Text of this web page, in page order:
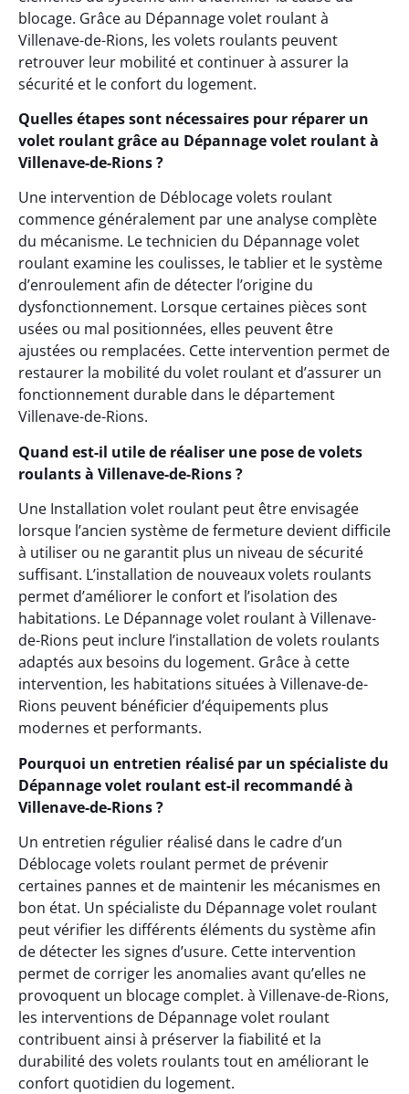
blocage. Grâce au Dépannage volet roulant à
Villenave-de-Rions, les volets roulants peuvent
retrouver leur mobilité et continuer à assurer la
sécurité et le confort du logement.
Quelles étapes sont nécessaires pour réparer un
volet roulant grâce au Dépannage volet roulant à
Villenave-de-Rions ?
Une intervention de Déblocage volets roulant
commence généralement par une analyse complète
du mécanisme. Le technicien du Dépannage volet
roulant examine les coulisses, le tablier et le système
d’enroulement afin de détecter l’origine du
dysfonctionnement. Lorsque certaines pièces sont
usées ou mal positionnées, elles peuvent être
ajustées ou remplacées. Cette intervention permet de
restaurer la mobilité du volet roulant et d’assurer un
fonctionnement durable dans le département
Villenave-de-Rions.
Quand est-il utile de réaliser une pose de volets
roulants à Villenave-de-Rions ?
Une Installation volet roulant peut être envisagée
lorsque l’ancien système de fermeture devient difficile
à utiliser ou ne garantit plus un niveau de sécurité
suffisant. L’installation de nouveaux volets roulants
permet d’améliorer le confort et l’isolation des
habitations. Le Dépannage volet roulant à Villenave-
de-Rions peut inclure l’installation de volets roulants
adaptés aux besoins du logement. Grâce à cette
intervention, les habitations situées à Villenave-de-
Rions peuvent bénéficier d’équipements plus
modernes et performants.
Pourquoi un entretien réalisé par un spécialiste du
Dépannage volet roulant est-il recommandé à
Villenave-de-Rions ?
Un entretien régulier réalisé dans le cadre d’un
Déblocage volets roulant permet de prévenir
certaines pannes et de maintenir les mécanismes en
bon état. Un spécialiste du Dépannage volet roulant
peut vérifier les différents éléments du système afin
de détecter les signes d’usure. Cette intervention
permet de corriger les anomalies avant qu’elles ne
provoquent un blocage complet. à Villenave-de-Rions,
les interventions de Dépannage volet roulant
contribuent ainsi à préserver la fiabilité et la
durabilité des volets roulants tout en améliorant le
confort quotidien du logement.